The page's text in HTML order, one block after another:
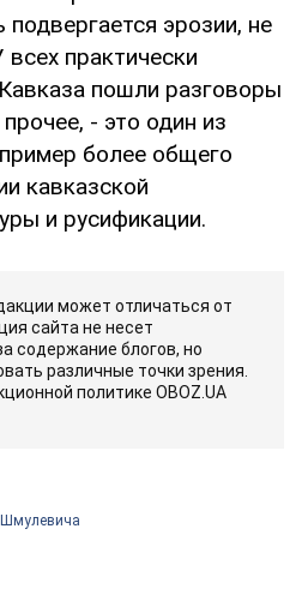
эрозии, не
практически
пошли разговоры
- это один из
более общего
кавказской
и русификации.
может отличаться от
сайта не несет
содержание блогов, но
различные точки зрения.
политике OBOZ.UA